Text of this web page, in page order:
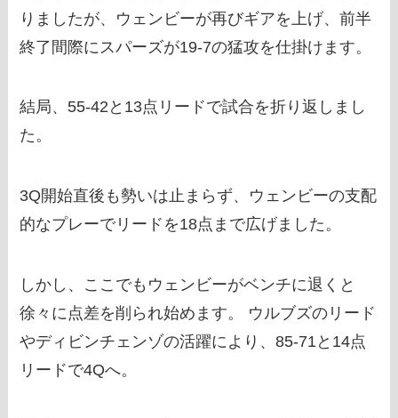
りましたが、ウェンビーが再びギアを上げ、前半
終了間際にスパーズが19-7の猛攻を仕掛けます。
結局、55-42と13点リードで試合を折り返しまし
た。
3Q開始直後も勢いは止まらず、ウェンビーの支配
的なプレーでリードを18点まで広げました。
しかし、ここでもウェンビーがベンチに退くと
徐々に点差を削られ始めます。 ウルブズのリード
やディビンチェンゾの活躍により、85-71と14点
リードで4Qへ。